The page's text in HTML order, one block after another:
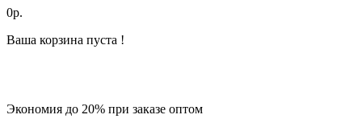
0р.
Ваша корзина пуста !
Экономия до 20% при заказе оптом